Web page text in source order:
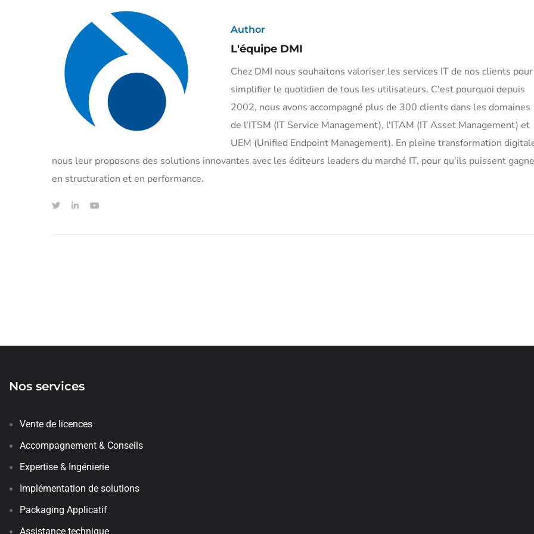
Author
L'équipe DMI
Chez DMI nous souhaitons valoriser les services IT de nos clients pour
simplifier le quotidien de tous les utilisateurs. C'est pourquoi depuis
2002, nous avons accompagné plus de 300 clients dans les domaines
de l'ITSM (IT Service Management), l'ITAM (IT Asset Management) et
UEM (Unified Endpoint Management). En pleine transformation
nous leur proposons des solutions innovantes avec les éditeurs leaders du marché IT, pour qu'ils puissent
en structuration et en performance.
Nos services
Vente de licences
Accompagnement & Conseils
Expertise & Ingénierie
Implémentation de solutions
Packaging Applicatif
Assistance technique